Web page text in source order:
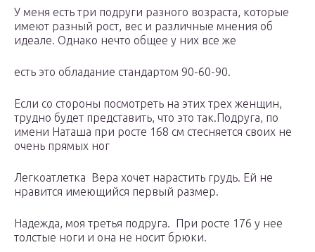
У меня есть три подруги разного возраста, которые
имеют разный рост, вес и различные мнения об
идеале. Однако нечто общее у них все же
есть это обладание стандартом 90-60-90.
Если со стороны посмотреть на этих трех женщин,
трудно будет представить, что это так.Подруга, по
имени Наташа при росте 168 см стесняется своих не
очень прямых ног
Легкоатлетка Вера хочет нарастить грудь. Ей не
нравится имеющийся первый размер.
Надежда, моя третья подруга. При росте 176 у нее
толстые ноги и она не носит брюки.